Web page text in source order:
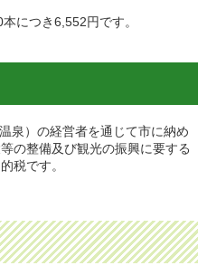
につき6,552円です。
泉）の経営者を通じて市に納め
の整備及び観光の振興に要する
税です。